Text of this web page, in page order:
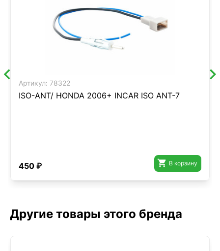
Артикул: 78322
ISO-ANT/ HONDA 2006+ INCAR ISO ANT-7
450 ₽  В корзину
Другие товары этого бренда